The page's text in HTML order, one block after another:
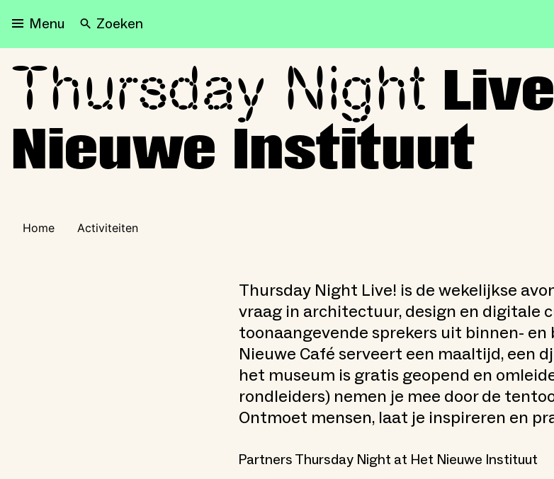
Menu Zoeken
Thursday Night Live! at Het Nieuwe Instituut
Thursday Night
Nieuwe Instituut
Home Activiteiten
Thursday Night Live! is de wekelijkse
vraag in architectuur, design en digitale
toonaangevende sprekers uit binnen-
Nieuwe Café serveert een maaltijd, een
het museum is gratis geopend en
rondleiders) nemen je mee door de
Ontmoet mensen, laat je inspireren en
Partners Thursday Night at Het Nieuwe Instituut